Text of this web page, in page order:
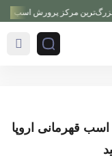
قهرمانی اروپا